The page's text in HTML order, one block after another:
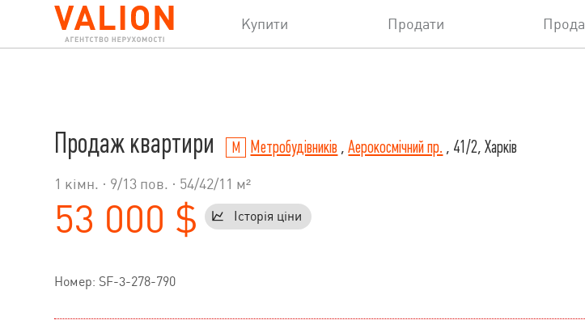
Купити Продати
Продаж квартири Метробудівників ,Аерокосмічний пр. , 41/2, Харків
1 кімн. · 9/13 пов. · 54/42/11 м²
53 000 $ Історія ціни
Номер: SF-3-278-790